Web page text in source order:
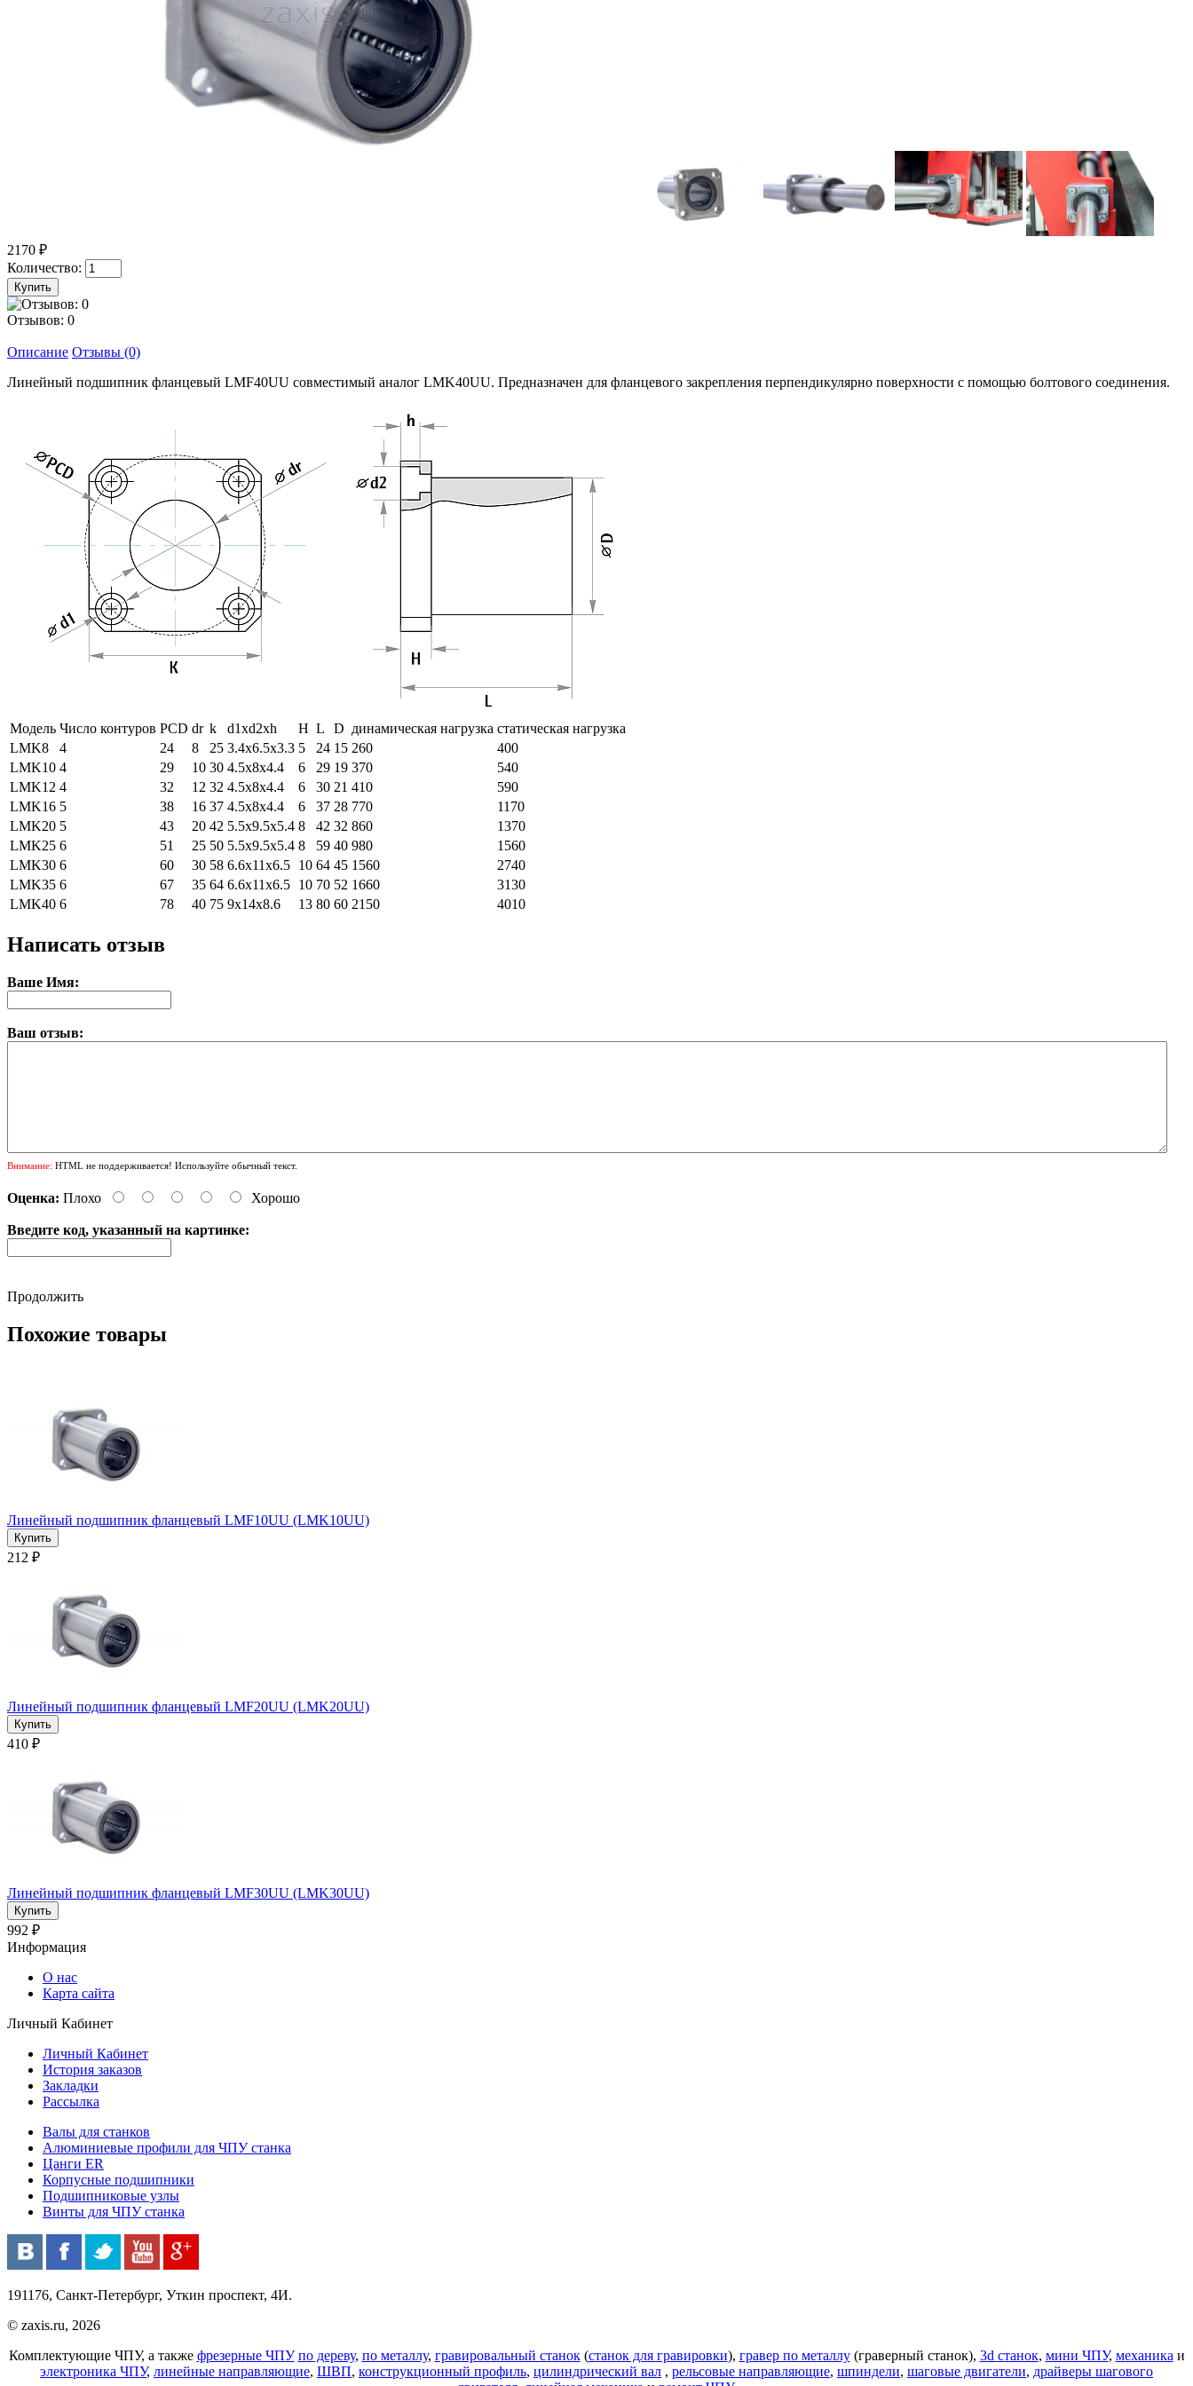
2170 ₽
Количество:
Отзывов: 0
Описание Отзывы (0)
Линейный подшипник фланцевый LMF40UU совместимый аналог LMK40UU. Предназначен для фланцевого закрепления перпендикулярно поверхности с помощью болтового соединения.
Модель Число контуров PCD dr k d1xd2xh H L D динамическая нагрузка статическая нагрузка
LMK8
4 24 8 25 3.4х6.5х3.3 5 24 15 260
400
LMK10 4 29 10 30 4.5х8х4.4 6 29 19 370
540
LMK12 4 32 12 32 4.5х8х4.4 6 30 21 410
590
LMK16 5 38 16 37 4.5х8х4.4 6 37 28 770
1170
LMK20 5 43 20 42 5.5х9.5х5.4 8 42 32 860
1370
LMK25 6 51 25 50 5.5х9.5х5.4 8 59 40 980
1560
LMK30 6 60 30 58 6.6х11х6.5 10 64 45 1560
2740
LMK35 6 67 35 64 6.6х11х6.5 10 70 52 1660
3130
LMK40 6 78 40 75 9х14х8.6 13 80 60 2150 4010
Написать отзыв
Ваше Имя:
Ваш отзыв:
Внимание: HTML не поддерживается! Используйте обычный текст.
Оценка: Плохо Хорошо
Введите код, указанный на картинке:
Продолжить
Похожие товары
Линейный подшипник фланцевый LMF10UU (LMK10UU)
212 ₽
Линейный подшипник фланцевый LMF20UU (LMK20UU)
410 ₽
Линейный подшипник фланцевый LMF30UU (LMK30UU)
992 ₽
Информация
О нас
Карта сайта
Личный Кабинет
Личный Кабинет
История заказов
Закладки
Рассылка
Валы для станков
Алюминиевые профили для ЧПУ станка
Цанги ER
Корпусные подшипники
Подшипниковые узлы
Винты для ЧПУ станка
191176, Санкт-Петербург, Уткин проспект, 4И.
© zaxis.ru, 2026
Комплектующие ЧПУ, а также фрезерные ЧПУ по дереву, по металлу, гравировальный станок(станок для гравировки), гравер по металлу(граверный станок), 3d станок, мини ЧПУ, механика и
электроника ЧПУ, линейные направляющие, ШВП, конструкционный профиль, цилиндрический вал , рельсовые направляющие, шпиндели, шаговые двигатели, драйверы шагового